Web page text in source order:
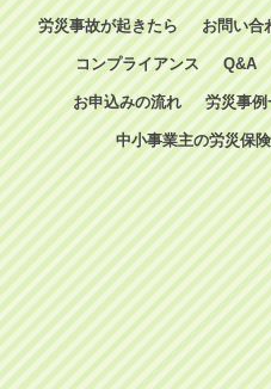
労災事故が起きたら お問い合
コンプライアンス Q&A
お申込みの流れ 労災事例
中小事業主の労災保険